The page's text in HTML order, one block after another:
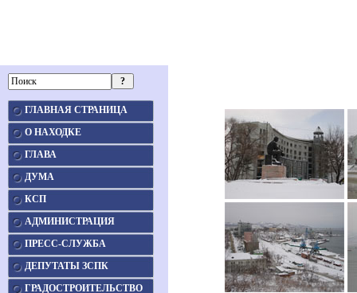
ГЛАВНАЯ СТРАНИЦА
О НАХОДКЕ
ГЛАВА
ДУМА
КСП
АДМИНИСТРАЦИЯ
ПРЕСС-СЛУЖБА
ДЕПУТАТЫ ЗСПК
ГРАДОСТРОИТЕЛЬСТВО